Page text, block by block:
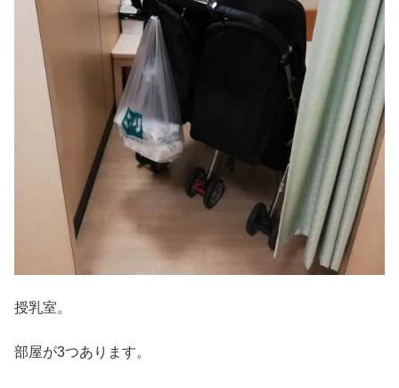
授乳室。
部屋が3つあります。